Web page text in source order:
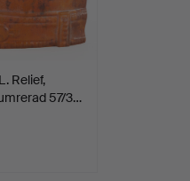
Relief,
57/3…